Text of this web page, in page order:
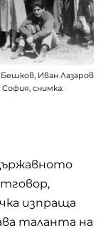
Иван Лазаров
снимка:
изпраща
таланта на